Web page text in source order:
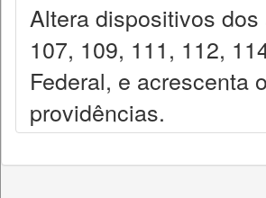
Altera dispositivos
107, 109, 111, 112,
Federal, e acrescenta
providências.